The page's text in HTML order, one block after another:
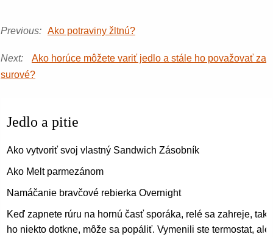
Previous: Ako potraviny žltnú?
Next:
Ako horúce môžete variť jedlo a stále ho považovať za
surové?
Jedlo a pitie
Ako vytvoriť svoj vlastný Sandwich Zásobník
Ako Melt parmezánom
Namáčanie bravčové rebierka Overnight
Keď zapnete rúru na hornú časť sporáka, relé sa zahreje,
ho niekto dotkne, môže sa popáliť. Vymenili ste termostat, ale